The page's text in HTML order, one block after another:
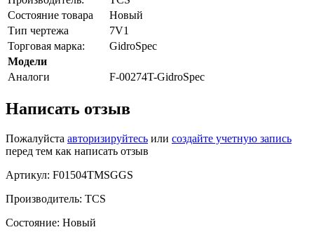
Состояние товара
Новый
Тип чертежа
7V1
Торговая марка:
GidroSpec
Модели
Аналоги
F-00274T-GidroSpec
Написать отзыв
Пожалуйста авторизируйтесь или создайте учетную запись
перед тем как написать отзыв
Артикул: F01504TMSGGS
Производитель: TCS
Состояние: Новый